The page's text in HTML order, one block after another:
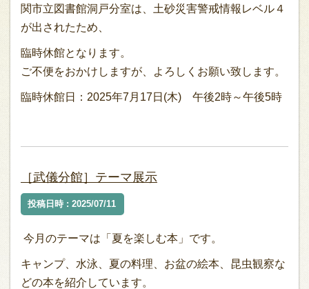
関市立図書館洞戸分室は、土砂災害警戒情報レベル４
が出されたため、
臨時休館となります。
ご不便をおかけしますが、よろしくお願い致します。
臨時休館日：2025年7月17日(木) 午後2時～午後5時
［武儀分館］テーマ展示
投稿日時 : 2025/07/11
今月のテーマは「夏を楽しむ本」です。
キャンプ、水泳、夏の料理、お盆の絵本、昆虫観察な
どの本を紹介しています。